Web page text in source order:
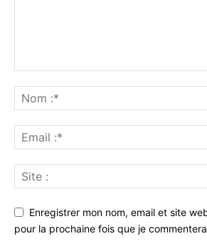
Enregistrer mon nom, email et site
pour la prochaine fois que je